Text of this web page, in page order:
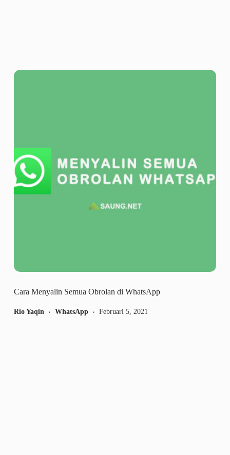
Cara Menyalin Semua Obrolan di WhatsApp
Rio Yaqin WhatsApp Februari 5, 2021